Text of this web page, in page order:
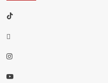
TikTok
threads
Instagram
Youtube